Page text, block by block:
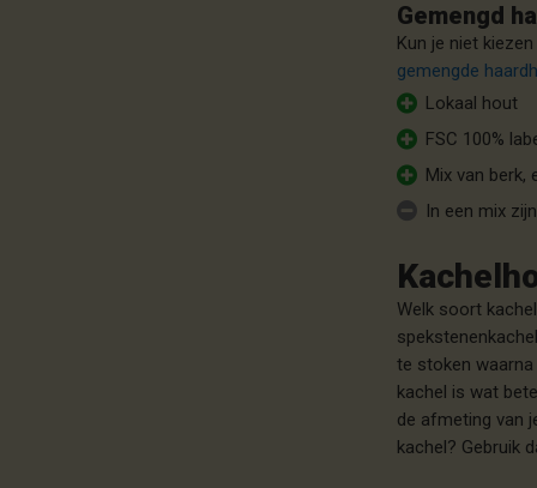
Gemengd
Kun je niet
gemengde
Lokaal hout
FSC 100%
Mix van berk,
In een mix
Welk soort
te stoken
kachel is wat
de afmeting van
kachel? Gebruik